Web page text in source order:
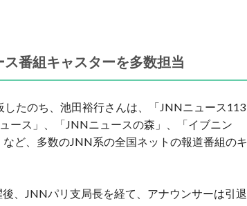
番組キャスターを多数担当
したのち、池田裕行さんは、「JNNニュース113
ース」、「JNNニュースの森」、「イブニン
ど、多数のJNN系の全国ネットの報道番組のキ
、JNNパリ支局長を経て、アナウンサーは引退